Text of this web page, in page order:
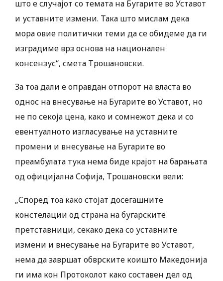
што е случајот со темата на Бугарите во Уставот
и уставните измени. Така што мислам дека
мора овие политички теми да се обидеме да ги
изградиме врз основа на национален
консензус“, смета Трошановски.
За тоа дали е оправдан отпорот на власта во
однос на внесување на Бугарите во Уставот, но
не по секоја цена, како и сомнежот дека и со
евентуалното изгласување на уставните
промени и внесување на Бугарите во
преамбулата тука нема биде крајот на барањата
од официјална Софија, Трошановски вели:
„Според тоа како стојат досегашните
констелации од страна на бугарските
претставници, секако дека со уставните
измени и внесување на Бугарите во Уставот,
нема да завршат обврските коишто Македонија
ги има кон Протоколот како составен дел од